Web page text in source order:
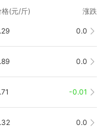
格(元/斤)
涨跌
0.0
0.0
-0.01
0.0